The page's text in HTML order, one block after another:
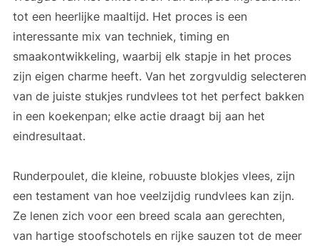
tot een heerlijke maaltijd. Het proces is een
interessante mix van techniek, timing en
smaakontwikkeling, waarbij elk stapje in het proces
zijn eigen charme heeft. Van het zorgvuldig selecteren
van de juiste stukjes rundvlees tot het perfect bakken
in een koekenpan; elke actie draagt bij aan het
eindresultaat.
Runderpoulet, die kleine, robuuste blokjes vlees, zijn
een testament van hoe veelzijdig rundvlees kan zijn.
Ze lenen zich voor een breed scala aan gerechten,
van hartige stoofschotels en rijke sauzen tot de meer